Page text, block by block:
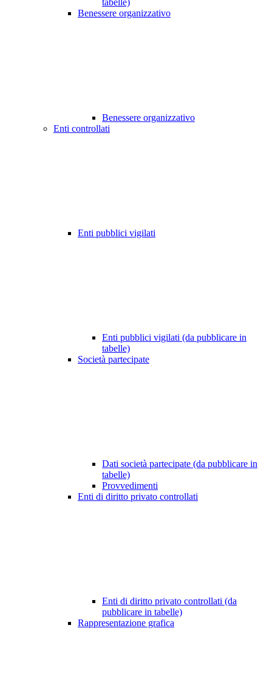
tabelle)
Benessere organizzativo
Benessere organizzativo
Enti controllati
Enti pubblici vigilati
Enti pubblici vigilati (da pubblicare in
tabelle)
Società partecipate
Dati società partecipate (da pubblicare in
tabelle)
Provvedimenti
Enti di diritto privato controllati
Enti di diritto privato controllati (da
pubblicare in tabelle)
Rappresentazione grafica